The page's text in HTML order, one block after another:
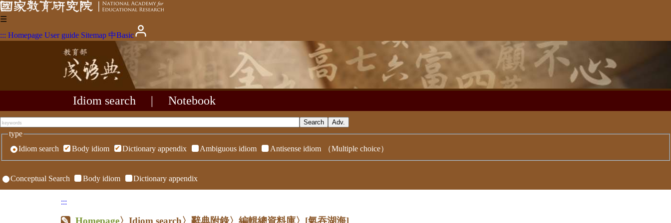
☰
::: Homepage User guide Sitemap 中Basic
Idiom search Notebook
type
Idiom search
Body idiom Dictionary appendix Ambiguous idiom Antisense idiom （Multiple choice）
Conceptual Search Body idiom Dictionary appendix
:::
Homepage〉Idiom search〉辭典附錄〉編輯總資料庫〉 [氣吞湖海]